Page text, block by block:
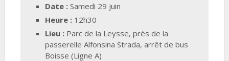
Date : Samedi 29 juin
Heure : 12h30
Lieu : Parc de la Leysse, près de la
passerelle Alfonsina Strada, arrêt de bus
Boisse (Ligne A)